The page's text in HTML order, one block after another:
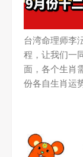
台湾命理师李
程，让我们一
面，各个生肖
份各自生肖运